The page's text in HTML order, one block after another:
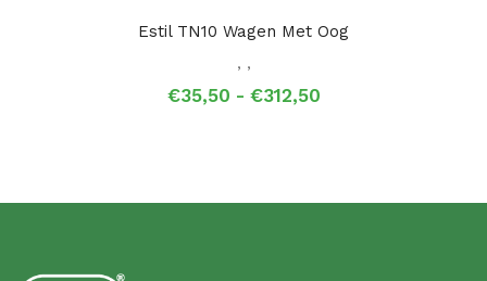
Estil TN10 Wagen Met Oog
, ,
€35,50 - €312,50Prijsklasse: